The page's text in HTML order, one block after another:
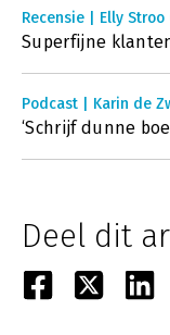
Recensie | Elly Stroo
Superfijne
Podcast | Karin de
‘Schrijf dunne
Deel dit